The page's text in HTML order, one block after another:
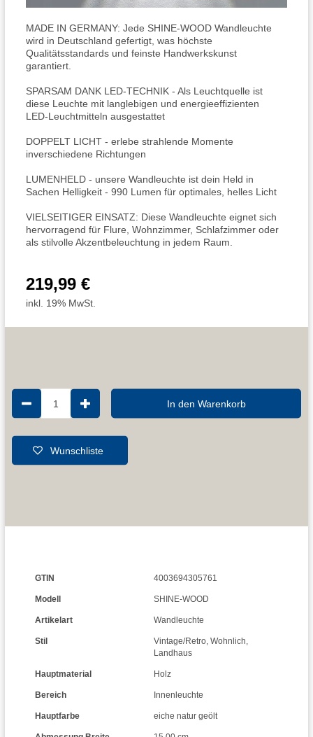
MADE IN GERMANY: Jede SHINE-WOOD Wandleuchte
wird in Deutschland gefertigt, was höchste
Qualitätsstandards und feinste Handwerkskunst
garantiert.
SPARSAM DANK LED-TECHNIK - Als Leuchtquelle ist
diese Leuchte mit langlebigen und energieeffizienten
LED-Leuchtmitteln ausgestattet
DOPPELT LICHT - erlebe strahlende Momente
inverschiedene Richtungen
LUMENHELD - unsere Wandleuchte ist dein Held in
Sachen Helligkeit - 990 Lumen für optimales, helles Licht
VIELSEITIGER EINSATZ: Diese Wandleuchte eignet sich
hervorragend für Flure, Wohnzimmer, Schlafzimmer oder
als stilvolle Akzentbeleuchtung in jedem Raum.
219,99 €
inkl. 19% MwSt.
1 In den Warenkorb
Wunschliste
GTIN 4003694305761
Modell SHINE-WOOD
Artikelart Wandleuchte
Stil Vintage/Retro, Wohnlich,
Landhaus
Hauptmaterial Holz
Bereich Innenleuchte
Hauptfarbe eiche natur geölt